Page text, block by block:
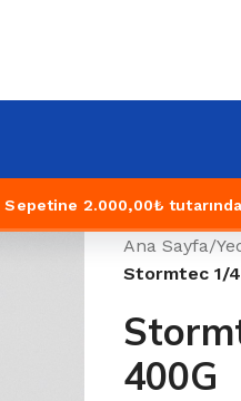
Sepetine 2.000,00₺
Ana Sayfa/
Stormtec 1/
400G